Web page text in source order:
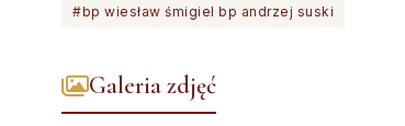
#bp wiesław śmigiel bp andrzej suski
Galeria zdjęć